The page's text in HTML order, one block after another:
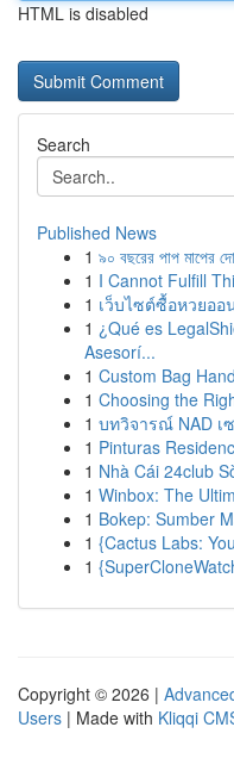
HTML is disabled
Search
Published News
1 ৯০ বছরের পাপ মাপের
1 I Cannot Fulfill
1 เว็บไซต์ซื้อหวยออ
1 ¿Qué es
Asesorí...
1 Custom Bag
1 Choosing the
1 บทวิจารณ์ NAD เ
1 Pinturas
1 Nhà Cái 24club
1 Winbox: The
1 Bokep: Sumber
1 {Cactus Labs:
1
Copyright © 2026 |
Users | Made with Kliqqi